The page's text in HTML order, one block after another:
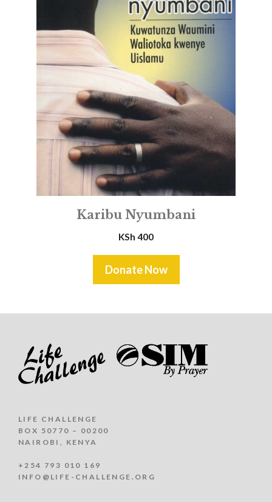
Karibu Nyumbani
KSh 400
Donate Now
LIFE CHALLENGE
BOX 50770 – 00200
NAIROBI, KENYA
+254 793 010 169
INFO@LIFE-CHALLENGE.ORG